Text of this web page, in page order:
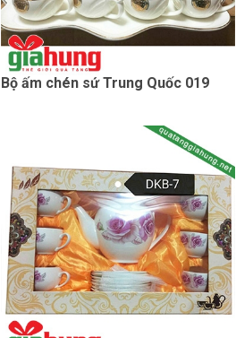
Bộ ấm chén sứ Trung Quốc 019